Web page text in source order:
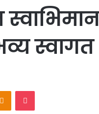
स्वागत
Odnoklassniki
Pocket